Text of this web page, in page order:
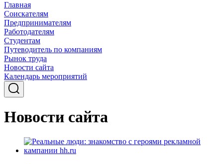
Главная
Соискателям
Предпринимателям
Работодателям
Студентам
Путеводитель по компаниям
Рынок труда
Новости сайта
Календарь мероприятий
Новости сайта